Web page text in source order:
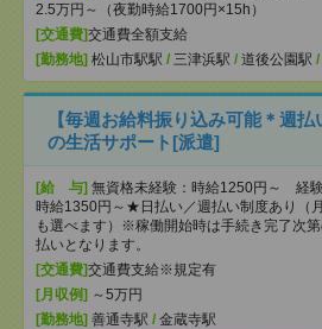
2.5万円～（夜勤時給1700円×15h）
[交通費]交通費全額支給
[勤務地] 松山市駅駅 / 三津浜駅 / 道後公園駅 /
【毎週お給料振り込み可能＊週
の生活サポート[派遣]
[給 与] 無資格未経験：時給1250円～ 経験
時給1350円～★日払い／週払い制度あり（
も選べます）※稼働開始時は手続き完了次
払いとなります。
[交通費]交通費支給※規定有
[月収例] ～5万円
[勤務地] 善通寺駅 / 金蔵寺駅